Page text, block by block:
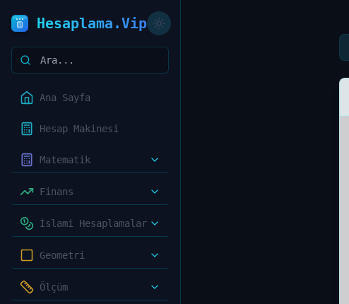
Hesaplama.Vip
Ana Sayfa
Hesap Makinesi
Matematik
Finans
İslami Hesaplamalar
Geometri
Ölçüm